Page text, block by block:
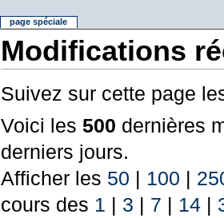
Modifications
Suivez sur cette page
Voici les 500 dernières
derniers jours.
Afficher les 50 | 100 |
cours des 1 | 3 | 7 | 14|
page spéciale